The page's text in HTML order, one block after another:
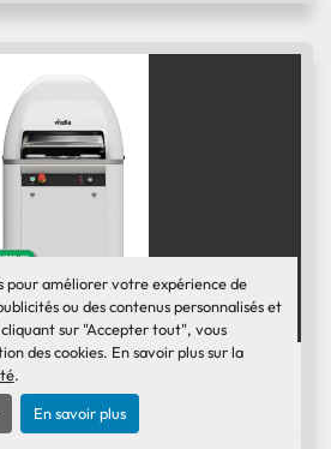
pour améliorer votre expérience de
ou des contenus personnalisés et
sur "Accepter tout", vous
des cookies. En savoir plus sur la
.
En savoir plus
bouleuse automatique 36
divisions